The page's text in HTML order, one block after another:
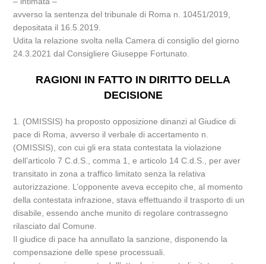
avverso la sentenza del tribunale di Roma n. 10451/2019,
depositata il 16.5.2019.
Udita la relazione svolta nella Camera di consiglio del giorno
24.3.2021 dal Consigliere Giuseppe Fortunato.
RAGIONI IN FATTO IN DIRITTO DELLA
DECISIONE
1. (OMISSIS) ha proposto opposizione dinanzi al Giudice di
pace di Roma, avverso il verbale di accertamento n.
(OMISSIS), con cui gli era stata contestata la violazione
dell’articolo 7 C.d.S., comma 1, e articolo 14 C.d.S., per aver
transitato in zona a traffico limitato senza la relativa
autorizzazione. L’opponente aveva eccepito che, al momento
della contestata infrazione, stava effettuando il trasporto di un
disabile, essendo anche munito di regolare contrassegno
rilasciato dal Comune.
Il giudice di pace ha annullato la sanzione, disponendo la
compensazione delle spese processuali.